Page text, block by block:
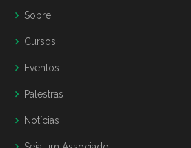
Sobre
Cursos
Eventos
Palestras
Notícias